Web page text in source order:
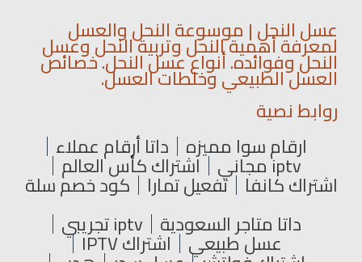
عسل النحل | موسوعة النحل والعسل
لمعرفة أهمية النحل وتربية النحل وعسل
النحل وفوائده. أنواع عسل النحل. خصائص
العسل الطبيعي وخلطات العسل.
روابط نصية
ارقام سوا مميزه داتا أرقام عملاء
iptv مجاني اشتراك كأس العالم
اشتراك كانفا تفعيل تمارا كود خصم سلة
داتا متاجر السعودية iptv تجريبي
عسل طبيعي اشتراك IPTV